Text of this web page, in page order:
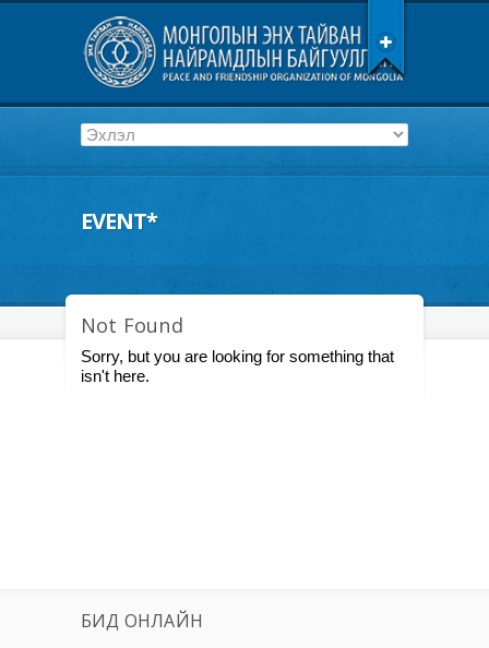
EVENT*
Not Found
Sorry, but you are looking for something that
isn't here.
БИД ОНЛАЙН